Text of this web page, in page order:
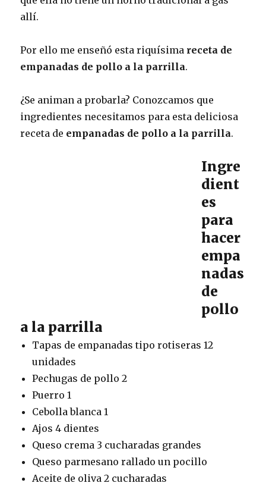
allí.
Por ello me enseñó esta riquísima receta de
empanadas de pollo a la parrilla.
¿Se animan a probarla? Conozcamos que
ingredientes necesitamos para esta deliciosa
receta de empanadas de pollo a la parrilla.
Ingre
dient
es
para
hacer
empa
nadas
de
pollo
a la parrilla
Tapas de empanadas tipo rotiseras 12
unidades
Pechugas de pollo 2
Puerro 1
Cebolla blanca 1
Ajos 4 dientes
Queso crema 3 cucharadas grandes
Queso parmesano rallado un pocillo
Aceite de oliva 2 cucharadas